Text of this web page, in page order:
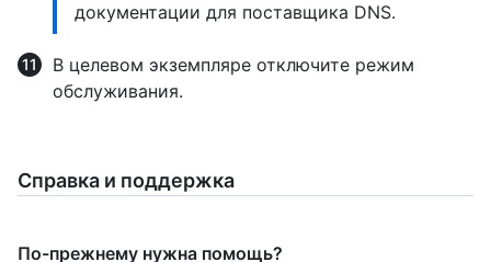
документации для поставщика DNS.
В целевом экземпляре отключите режим
обслуживания.
Справка и поддержка
По-прежнему нужна помощь?